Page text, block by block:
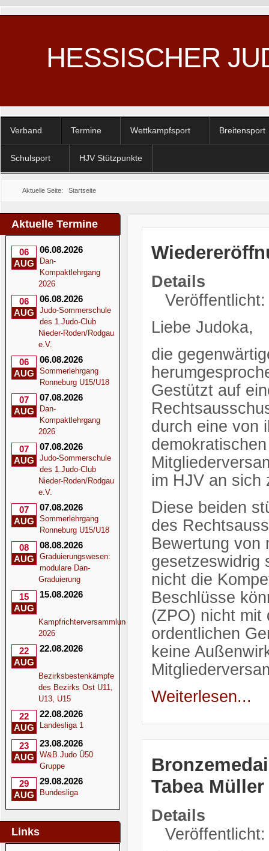
HESSISCHER
Verband Termine Wettkampfsport Breitensport
Schulsport HJV Stützpunkte
Aktuelle Seite: Startseite
Aktuelle Termine
06
AUG
06.08.2026
Dan-
Kompaktlehrgang
2026
06
AUG
06.08.2026
Judo-Sommerschule
des 1.Judo-Club
Nieder-Roden/Rodgau
e.V.
06
AUG
06.08.2026
Sommerlehrgang
Ronneburg U15/U18
07
AUG
07.08.2026
Dan-
Kompaktlehrgang
2026
07
AUG
07.08.2026
Judo-Sommerschule
des 1.Judo-Club
Nieder-Roden/Rodgau
e.V.
07
AUG
07.08.2026
Sommerlehrgang
Ronneburg U15/U18
08
AUG
08.08.2026
Graduierungswesen:
modulare Dan-
Graduierung
15
AUG
15.08.2026
Kampfrichterversammlung
2026
22
AUG
22.08.2026
Bezirksbestenkämpfe
des Bezirks Ost U11,
U13, U15
22
AUG
22.08.2026
Landesliga 1
23
AUG
23.08.2026
W&B Judo Ü50
Gruppe
29
AUG
29.08.2026
Bundesliga
Links
Details
Liebe Judoka,
die
Gestützt auf
durch eine von
im HJV an sich
Diese beiden
des
Bewertung von
gesetzeswidrig
nicht die
Beschlüsse
(ZPO) nicht mit
ordentlichen
keine
Weiterlesen...
Tabea Müller
Details